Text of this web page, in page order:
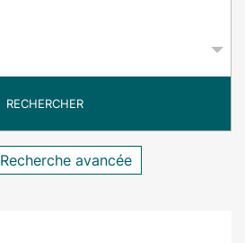
RECHERCHER
Recherche avancée